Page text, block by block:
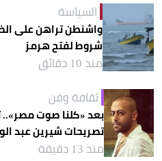
السياسة
شروط لفتح هرمز
منذ 10 دقائق
ثقافة وفن
بعد «كلنا صوت مصر»..
تصريحات شيرين عبد
منذ 13 دقيقة